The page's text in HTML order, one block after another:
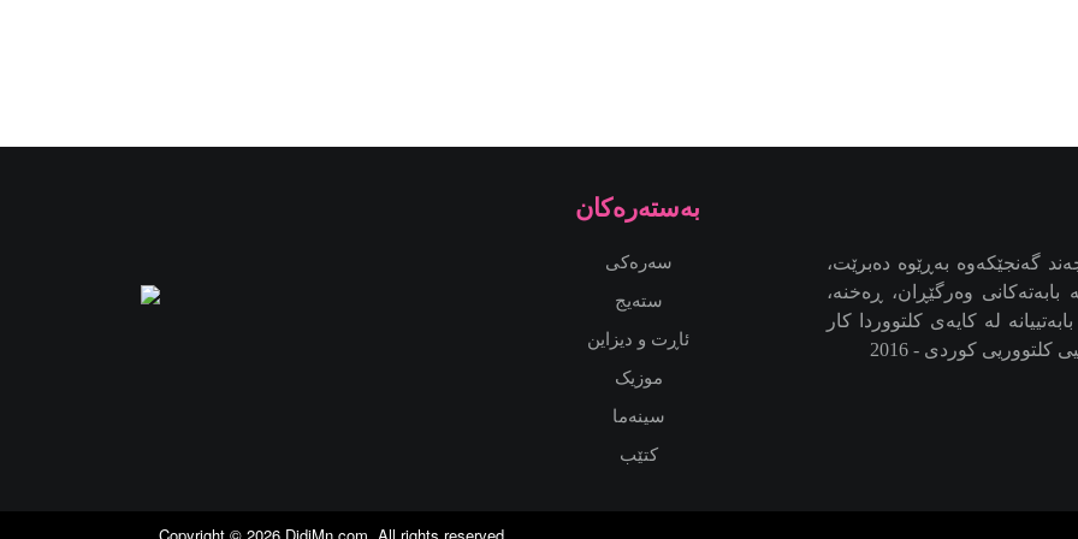
به‌سته‌ره‌كان
سەرەکی
ستەیج
ئاڕت و دیزاین
موزیک
سینەما
کتێب
گەنجێكه‌وه‌ بەڕێوە دەبرێت،
وەرگێڕان، ڕەخنە،
لە کایەی کلتووردا کار
کوردی - 2016